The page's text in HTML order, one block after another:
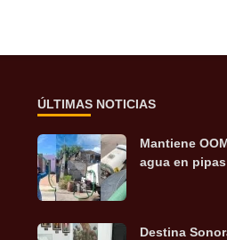
ÚLTIMAS NOTICIAS
Mantiene
agua en
Destina